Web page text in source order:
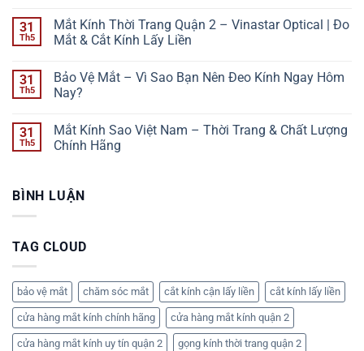
MẮT
ĐANG
TĂNG
NHIỀU
NGƯỜI
BỎ
bình
luận
ở
Cận
Quận
2
Mắt
Miễn
Phí,
Liền
31
Th5
Mắt Kính Thời Trang Quận 2 – Vinastar Optical | Đo
Mắt & Cắt Kính Lấy Liền
bình
luận
ở
Thời
Trang
Quận
Optical
Cắt
31
Th5
Bảo Vệ Mắt – Vì Sao Bạn Nên Đeo Kính Ngay Hôm
Nay?
bình
luận
ở
Đeo
Nay?
31
Th5
Mắt Kính Sao Việt Nam – Thời Trang & Chất Lượng
Chính Hãng
luận
Việt
Trang
Chất
Lượng
Chính
Hãng
BÌNH LUẬN
TAG CLOUD
bảo vệ mắt chăm sóc mắt cắt kính cận lấy liền cắt kính lấy liền
cửa hàng mắt kính chính hãng cửa hàng mắt kính quận 2
cửa hàng mắt kính uy tín quận 2 gọng kính thời trang quận 2